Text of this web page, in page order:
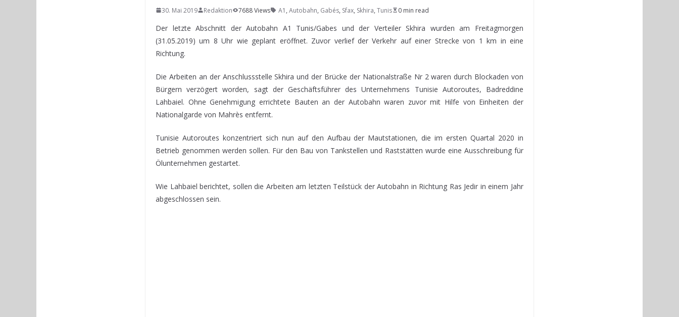
30. Mai 2019 Redaktion 7688 Views A1 , Autobahn, Gabés, Sfax, Skhira, Tunis 0 min read
Der letzte Abschnitt der Autobahn A1 Tunis/Gabes und der Verteiler Skhira wurden am Freitagmorgen
(31.05.2019) um 8 Uhr wie geplant eröffnet. Zuvor verlief der Verkehr auf einer Strecke von 1 km in eine
Richtung.
Die Arbeiten an der Anschlussstelle Skhira und der Brücke der Nationalstraße Nr 2 waren durch Blockaden von
Bürgern verzögert worden, sagt der Geschäftsführer des Unternehmens Tunisie Autoroutes, Badreddine
Lahbaiel. Ohne Genehmigung errichtete Bauten an der Autobahn waren zuvor mit Hilfe von Einheiten der
Nationalgarde von Mahrès entfernt.
Tunisie Autoroutes konzentriert sich nun auf den Aufbau der Mautstationen, die im ersten Quartal 2020 in
Betrieb genommen werden sollen. Für den Bau von Tankstellen und Raststätten wurde eine Ausschreibung für
Ölunternehmen gestartet.
Wie Lahbaiel berichtet, sollen die Arbeiten am letzten Teilstück der Autobahn in Richtung Ras Jedir in einem Jahr
abgeschlossen sein.